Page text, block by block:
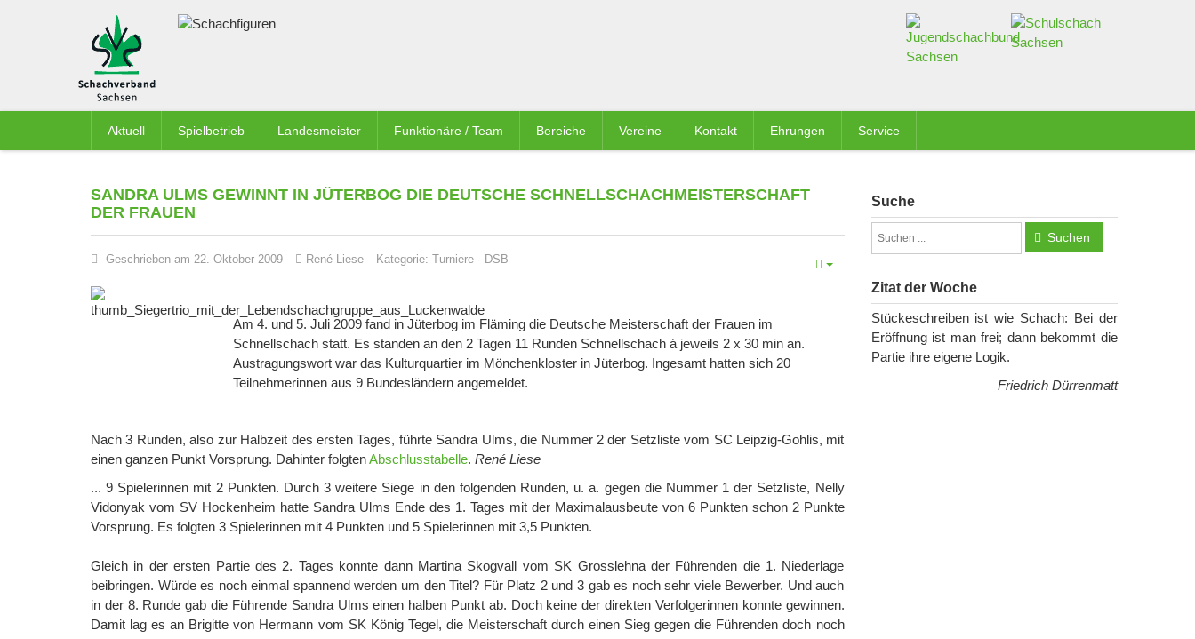
Aktuell Spielbetrieb Landesmeister Funktionäre / Team Bereiche Vereine Kontakt Ehrungen Service
SANDRA ULMS GEWINNT IN JÜTERBOG DIE DEUTSCHE SCHNELLSCHACHMEISTERSCHAFT
DER FRAUEN
Geschrieben am 22. Oktober 2009 René Liese Kategorie: Turniere - DSB
Am 4. und 5. Juli 2009 fand in Jüterbog im Fläming die Deutsche Meisterschaft der Frauen im
Schnellschach statt. Es standen an den 2 Tagen 11 Runden Schnellschach á jeweils 2 x 30 min an.
Austragungswort war das Kulturquartier im Mönchenkloster in Jüterbog. Ingesamt hatten sich 20
Teilnehmerinnen aus 9 Bundesländern angemeldet.
Nach 3 Runden, also zur Halbzeit des ersten Tages, führte Sandra Ulms, die Nummer 2 der Setzliste vom SC Leipzig-Gohlis, mit
einen ganzen Punkt Vorsprung. Dahinter folgtenAbschlusstabelle. René Liese
... 9 Spielerinnen mit 2 Punkten. Durch 3 weitere Siege in den folgenden Runden, u. a. gegen die Nummer 1 der Setzliste, Nelly
Vidonyak vom SV Hockenheim hatte Sandra Ulms Ende des 1. Tages mit der Maximalausbeute von 6 Punkten schon 2 Punkte
Vorsprung. Es folgten 3 Spielerinnen mit 4 Punkten und 5 Spielerinnen mit 3,5 Punkten.
Gleich in der ersten Partie des 2. Tages konnte dann Martina Skogvall vom SK Grosslehna der Führenden die 1. Niederlage
beibringen. Würde es noch einmal spannend werden um den Titel? Für Platz 2 und 3 gab es noch sehr viele Bewerber. Und auch
in der 8. Runde gab die Führende Sandra Ulms einen halben Punkt ab. Doch keine der direkten Verfolgerinnen konnte gewinnen.
Damit lag es an Brigitte von Hermann vom SK König Tegel, die Meisterschaft durch einen Sieg gegen die Führenden doch noch
Suche
Suchen
Zitat der Woche
Stückeschreiben ist wie Schach: Bei der
Eröffnung ist man frei; dann bekommt die
Partie ihre eigene Logik.
Friedrich Dürrenmatt